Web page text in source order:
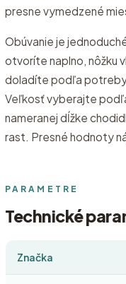
presne vymedzené
Obúvanie je
otvoríte naplno, nôžku
doladíte podľa
Veľkosť vyberajte
nameranej dĺžke
rast. Presné hodnoty
PARAMETRE
Technické
Značka